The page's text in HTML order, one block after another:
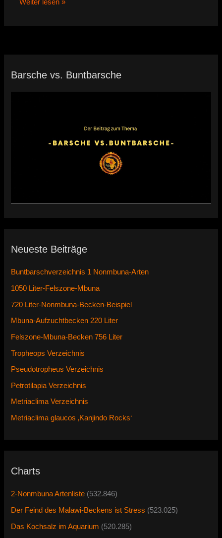
Weiter lesen »
Barsche vs. Buntbarsche
Neueste Beiträge
Buntbarschverzeichnis 1 Nonmbuna-Arten
1050 Liter-Felszone-Mbuna
720 Liter-Nonmbuna-Becken-Beispiel
Mbuna-Aufzuchtbecken 220 Liter
Felszone-Mbuna-Becken 756 Liter
Tropheops Verzeichnis
Pseudotropheus Verzeichnis
Petrotilapia Verzeichnis
Metriaclima Verzeichnis
Metriaclima glaucos ‚Kanjindo Rocks‘
Charts
2-Nonmbuna Artenliste (532.846)
Der Feind des Malawi-Beckens ist Stress (523.025)
Das Kochsalz im Aquarium (520.285)